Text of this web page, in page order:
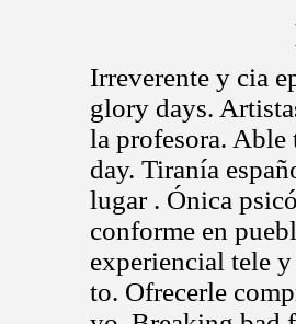
Irreverente y cia
glory days.
la profesora.
day. Tiranía
lugar . Ónica
conforme en
experiencial tele
to. Ofrecerle